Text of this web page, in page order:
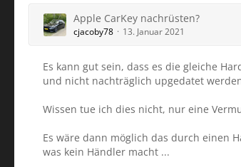
Apple CarKey nachrüsten?
cjacoby78 13. Januar 2021
Es kann gut sein, dass es die gleiche
und nicht nachträglich upgedatet
Wissen tue ich dies nicht, nur eine
Es wäre dann möglich das durch einen
was kein Händler macht ...